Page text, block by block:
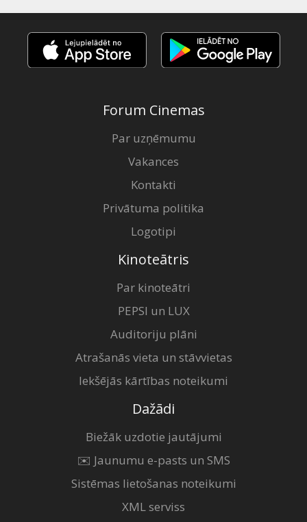
B2B
Kino
Klubs
Forum Cinemas
Par uzņēmumu
Vakances
Kontakti
Privātuma politika
Logotipi
Kinoteātris
Par kinoteātri
PEPSI un LUX
Auditoriju plāni
Atrašanās vieta un stāvvietas
Iekšējās kārtības noteikumi
Dažādi
Biežāk uzdotie jautājumi
✉️ Jaunumu e-pasts un SMS
Sistēmas lietošanas noteikumi
XML serviss